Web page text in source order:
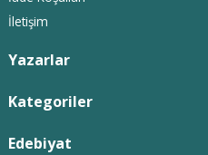
İletişim
Yazarlar
Kategoriler
Edebiyat